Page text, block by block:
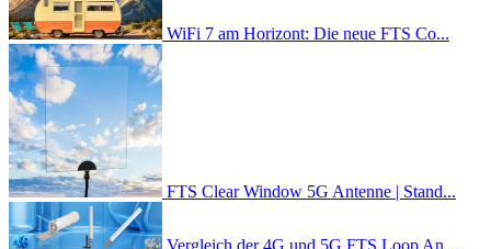
WiFi 7 am Horizont: Die neue FTS Co...
FTS Clear Window 5G Antenne | Stand...
Vergleich der 4G und 5G FTS Loop An...